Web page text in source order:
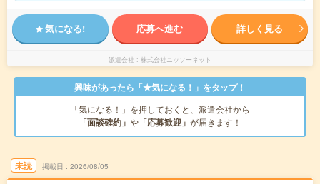
気になる! 応募へ進む 詳しく見る
派遣会社 株式会社ニッソーネット
興味があったら「★気になる！」をタップ！
「気になる！」を押しておくと、派遣会社から
「面談確約」 や 「応募歓迎」 が届きます！
未読 掲載日 2026/08/05